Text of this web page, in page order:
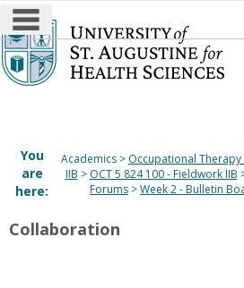
Skip
to
content
main navigation
You
are
here:
Academics Occupational Therapy
IIB
OCT 5 824 100 - Fieldwork IIB
Forums
Week 2 - Bulletin
Collaboration